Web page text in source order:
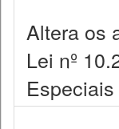
Altera os
Lei nº